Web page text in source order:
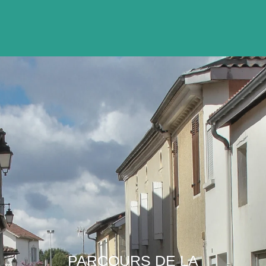
PARCOURS DE LA